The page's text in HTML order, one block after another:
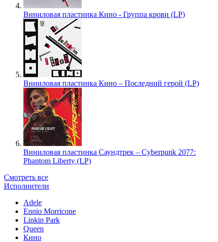
Виниловая пластинка Кино - Группа крови (LP)
Виниловая пластинка Кино – Последний герой (LP)
Виниловая пластинка Саундтрек – Cyberpunk 2077:
Phantom Liberty (LP)
Смотреть все
Исполнители
Adele
Ennio Morricone
Linkin Park
Queen
Кино